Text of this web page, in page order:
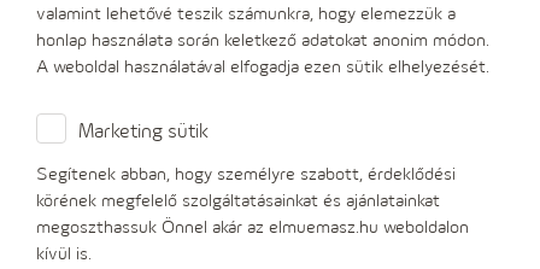
Akadálymentes verzió
valamint lehetővé teszik számunkra, hogy elemezzük a
honlap használata során keletkező adatokat anonim módon.
A weboldal használatával elfogadja ezen sütik elhelyezését.
Marketing sütik
Segítenek abban, hogy személyre szabott, érdeklődési
körének megfelelő szolgáltatásainkat és ajánlatainkat
megoszthassuk Önnel akár az elmuemasz.hu weboldalon
kívül is.